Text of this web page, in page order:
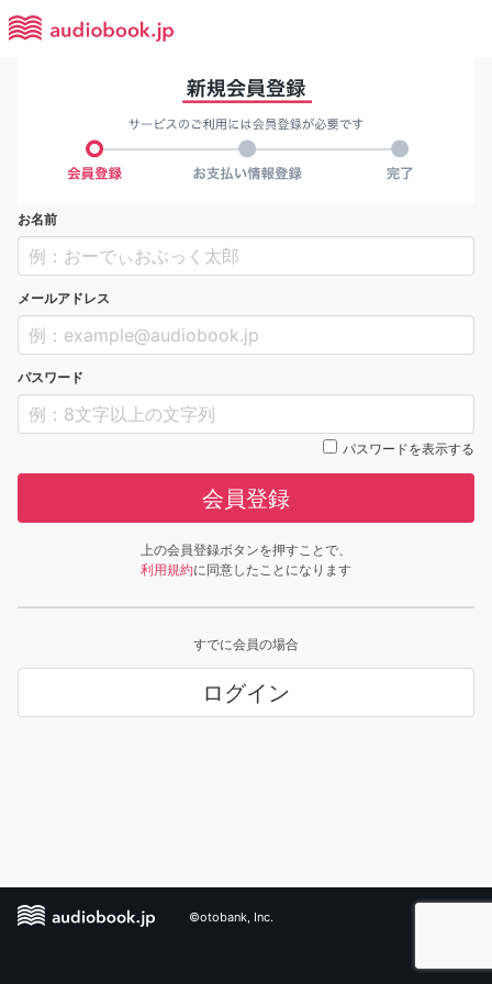
お名前
メールアドレス
パスワード
パスワードを表示する
会員登録
上の会員登録ボタンを押すことで、
利用規約に同意したことになります
すでに会員の場合
ログイン
©otobank, Inc.